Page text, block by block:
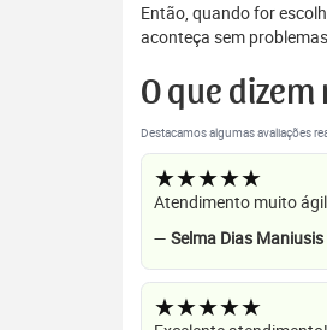
Então, quando for
aconteça sem
O que
Destacamos algumas avaliações
★★★★★
Atendimento muito
— Selma Dias
★★★★★